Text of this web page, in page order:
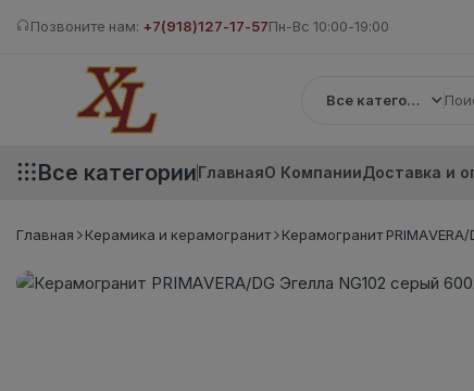
Позвоните нам: +7(918)127-17-57Пн-Вс 10:00-19:00
Все категории
Все категорииГлавнаяО КомпанииДоставка и
Главная Керамика и керамогранит Керамогранит